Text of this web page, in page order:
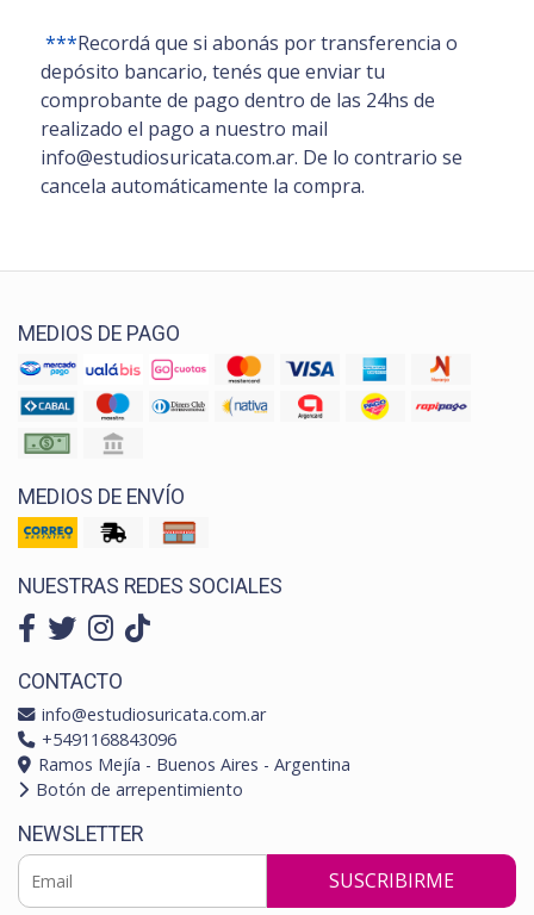
***Recordá que si abonás por transferencia o
depósito bancario, tenés que enviar tu
comprobante de pago dentro de las 24hs de
realizado el pago a nuestro mail
info@estudiosuricata.com.ar. De lo contrario se
cancela automáticamente la compra.
MEDIOS DE PAGO
MEDIOS DE ENVÍO
NUESTRAS REDES SOCIALES
CONTACTO
info@estudiosuricata.com.ar
+5491168843096
Ramos Mejía - Buenos Aires - Argentina
Botón de arrepentimiento
NEWSLETTER
SUSCRIBIRME